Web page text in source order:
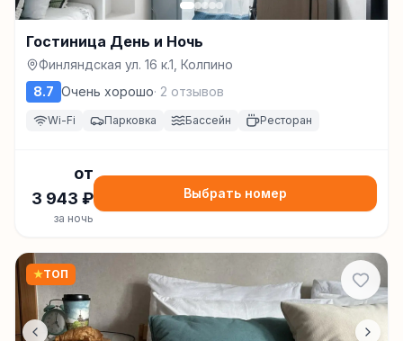
Гостиница День и Ночь
Финляндская ул. 16 к.1, Колпино
8.7 Очень хорошо· 2 отзывов
Wi-Fi Парковка Бассейн Ресторан
от
3 943 ₽
за ночь
Выбрать номер
★ТОП